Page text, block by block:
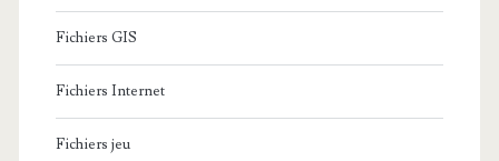
Fichiers GIS
Fichiers Internet
Fichiers jeu